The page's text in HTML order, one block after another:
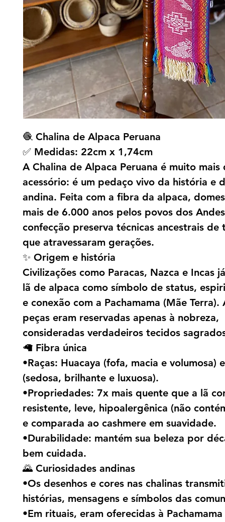
🧶 Chalina de Alpaca Peruana
✅ Medidas: 22cm x 1,74cm
A Chalina de Alpaca Peruana é muito mais
acessório: é um pedaço vivo da história e
andina. Feita com a fibra da alpaca,
mais de 6.000 anos pelos povos dos
confecção preserva técnicas ancestrais de
que atravessaram gerações.
✨ Origem e história
Civilizações como Paracas, Nazca e Incas
lã de alpaca como símbolo de status,
e conexão com a Pachamama (Mãe Terra).
peças eram reservadas apenas à nobreza,
consideradas verdadeiros tecidos
🦙 Fibra única
•Raças: Huacaya (fofa, macia e volumosa)
(sedosa, brilhante e luxuosa).
•Propriedades: 7x mais quente que a lã
resistente, leve, hipoalergênica (não
e comparada ao cashmere em suavidade.
•Durabilidade: mantém sua beleza por
bem cuidada.
🌄 Curiosidades andinas
•Os desenhos e cores nas chalinas
histórias, mensagens e símbolos das
•Em rituais, eram oferecidas à